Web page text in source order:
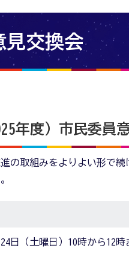
見交換会
年度）市民委員
の取組みをよりよい形で
日（土曜日）10時から12時